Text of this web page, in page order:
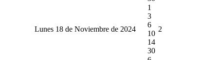
Lunes 18 de Noviembre de 2024
1
3
6
10
14
30
2